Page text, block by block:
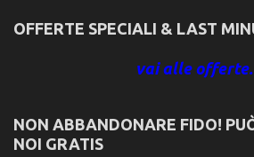
OFFERTE SPECIALI & LAST
vai alle
NON ABBANDONARE FIDO!
NOI GRATIS